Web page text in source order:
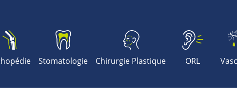
Stomatologie Chirurgie Plastique ORL